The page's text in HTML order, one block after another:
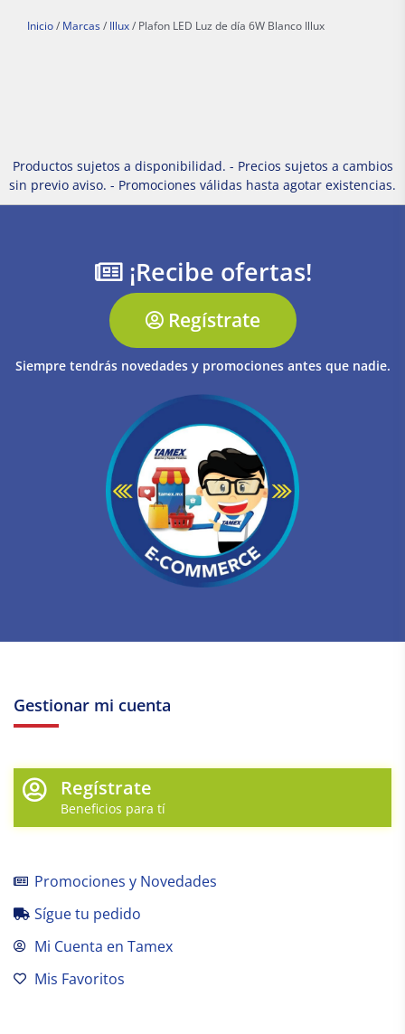
Inicio / Marcas / Illux / Plafon LED Luz de día 6W Blanco Illux
Productos sujetos a disponibilidad. - Precios sujetos a cambios
sin previo aviso. - Promociones válidas hasta agotar existencias.
¡Recibe ofertas!
Regístrate
Siempre tendrás novedades y promociones antes que nadie.
Gestionar mi cuenta
Regístrate
Beneficios para tí
Promociones y Novedades
Sígue tu pedido
Mi Cuenta en Tamex
Mis Favoritos